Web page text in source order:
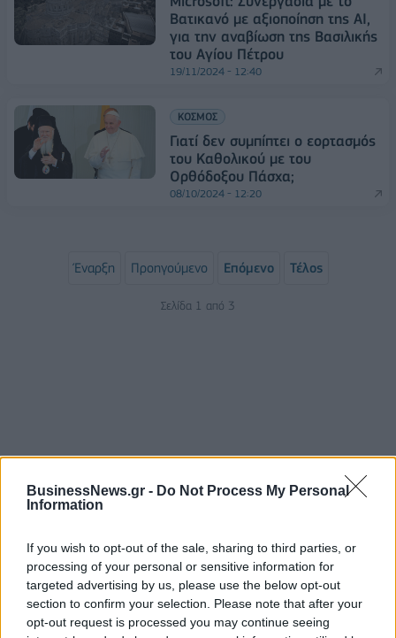
BusinessNews.gr - Do Not Process My Personal
Information
If you wish to opt-out of the sale, sharing to third parties, or
processing of your personal or sensitive information for
targeted advertising by us, please use the below opt-out
section to confirm your selection. Please note that after your
opt-out request is processed you may continue seeing
Βατικανό με αξιοποίηση της AI,
για την αναβίωση της Βασιλικής
του Αγίου Πέτρου
19/11/2024 - 12:40
ΚΟΣΜΟΣ
Γιατί δεν συμπίπτει ο εορτασμός
του Καθολικού με του
Ορθόδοξου Πάσχα;
08/10/2024 - 12:20
Έναρξη Προηγούμενο Επόμενο Τέλος
Σελίδα 1 από 3
ΥΠΑΑΤ: Επιπλέον 12,5 εκατ. ευρώ στις Περιφέρειες
για την ενίσχυση της βιοασφάλειας
07/08/2026 - 17:02 ΟΙΚΟΝΟΜΙΑ